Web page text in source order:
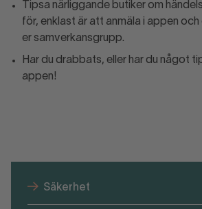
Tipsa närliggande butiker om
för, enklast är att anmäla i appen och
er samverkansgrupp.
Har du drabbats, eller har du något
appen!
Säkerhet